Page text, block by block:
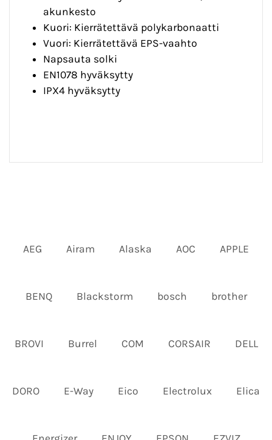
akunkesto
Kuori: Kierrätettävä polykarbonaatti
Vuori: Kierrätettävä EPS-vaahto
Napsauta solki
EN1078 hyväksytty
IPX4 hyväksytty
AEG Airam Alaska AOC APPLE
BENQ Blackstorm bosch brother
BROVI Burrel COM CORSAIR DELL
DORO E-Way Eico Electrolux Elica